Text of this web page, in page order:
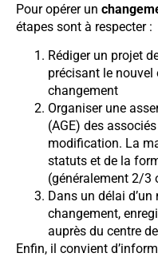
Pour opérer un
étapes sont à respecter :
Rédiger un projet
précisant le
changement
Organiser une
(AGE) des
modification. La
statuts et de la
(généralement 2/3
Dans un délai
changement,
auprès du centre
Enfin, il convient